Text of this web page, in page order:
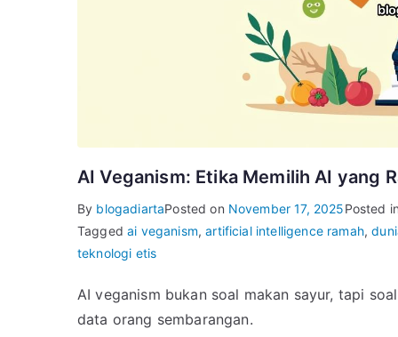
AI Veganism: Etika Memilih AI yang
By blogadiartaPosted on November 17, 2025Posted
Taggedai veganism,artificial intelligence ramah,
teknologi etis
AI veganism bukan soal makan sayur, tapi
data orang sembarangan.